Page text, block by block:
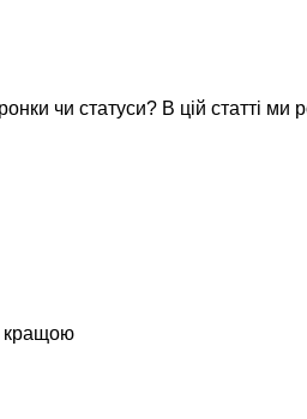
чи статуси? В цій статті ми
кращою